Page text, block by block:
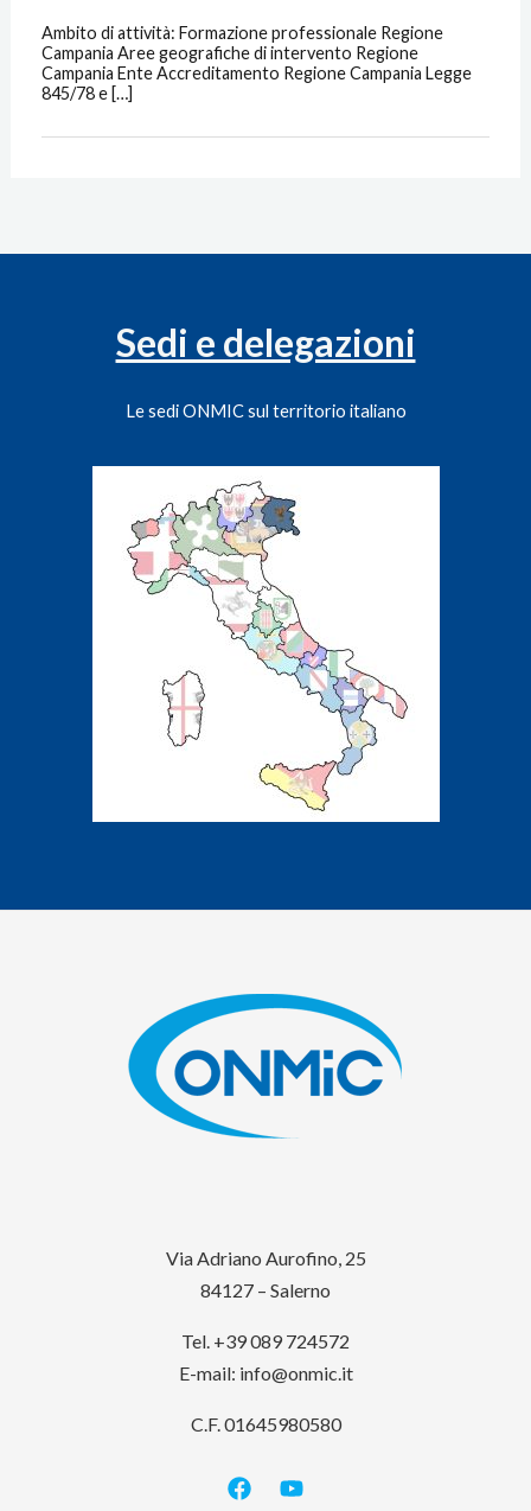
Ambito di attività: Formazione professionale Regione
Campania Aree geografiche di intervento Regione
Campania Ente Accreditamento Regione Campania Legge
845/78 e […]
Sedi e delegazioni
Le sedi ONMIC sul territorio italiano
Via Adriano Aurofino, 25
84127 – Salerno
Tel. +39 089 724572
E-mail: info@onmic.it
C.F. 01645980580